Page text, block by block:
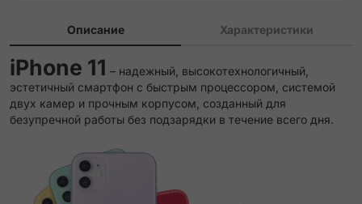
Описание Характеристики
iPhone 11 – надежный, высокотехнологичный,
эстетичный смартфон с быстрым процессором, системой
двух камер и прочным корпусом, созданный для
безупречной работы без подзарядки в течение всего дня.